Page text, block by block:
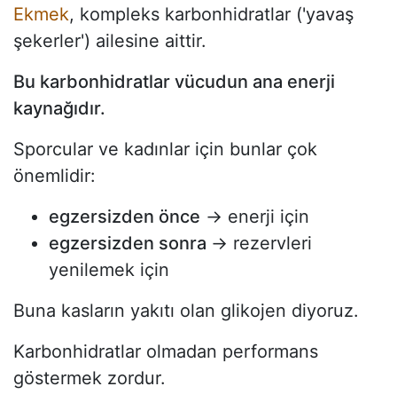
Ekmek, kompleks karbonhidratlar ('yavaş
şekerler') ailesine aittir.
Bu karbonhidratlar vücudun ana enerji
kaynağıdır.
Sporcular ve kadınlar için bunlar çok
önemlidir:
egzersizden önce → enerji için
egzersizden sonra → rezervleri
yenilemek için
Buna kasların yakıtı olan glikojen diyoruz.
Karbonhidratlar olmadan performans
göstermek zordur.